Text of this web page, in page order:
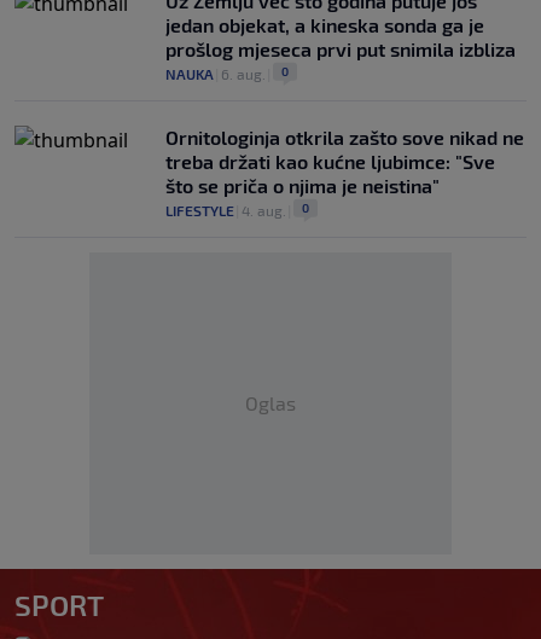
jedan objekat, a kineska sonda ga je
prošlog mjeseca prvi put snimila izbliza
NAUKA 6. aug. 0
Ornitologinja otkrila zašto sove nikad ne
treba držati kao kućne ljubimce: "Sve
što se priča o njima je neistina"
LIFESTYLE 4. aug. 0
Oglas
SPORT